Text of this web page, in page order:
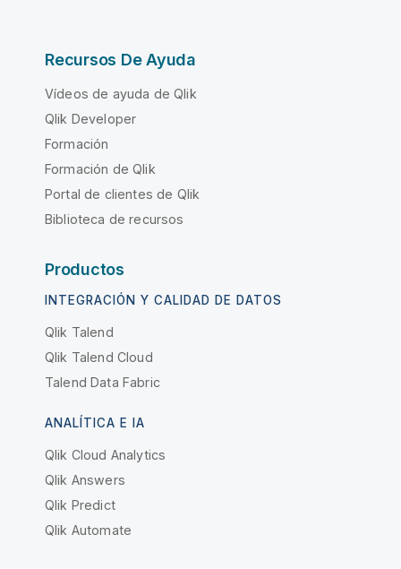
Recursos De Ayuda
Vídeos de ayuda de Qlik
Qlik Developer
Formación
Formación de Qlik
Portal de clientes de Qlik
Biblioteca de recursos
Productos
INTEGRACIÓN Y CALIDAD DE DATOS
Qlik Talend
Qlik Talend Cloud
Talend Data Fabric
ANALÍTICA E IA
Qlik Cloud Analytics
Qlik Answers
Qlik Predict
Qlik Automate